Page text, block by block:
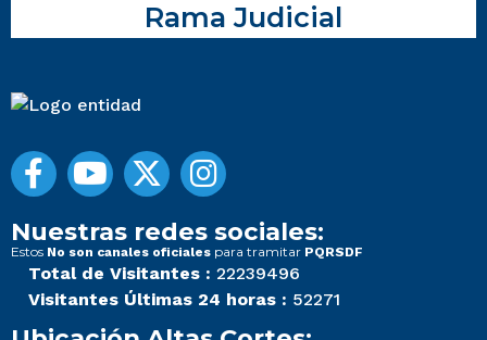
Rama Judicial
Nuestras redes sociales:
Estos No son canales oficiales para tramitar PQRSDF
Total de Visitantes : 22239496
Visitantes Últimas 24 horas : 52271